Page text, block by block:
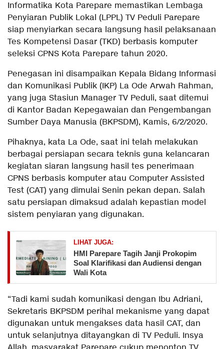
Informatika Kota Parepare memastikan Lembaga
Penyiaran Publik Lokal (LPPL) TV Peduli Parepare
siap menyiarkan secara langsung hasil pelaksanaan
Tes Kompetensi Dasar (TKD) berbasis komputer
seleksi CPNS Kota Parepare tahun 2020.
Penegasan ini disampaikan Kepala Bidang Informasi
dan Komunikasi Publik (IKP) La Ode Arwah Rahman,
yang juga Stasiun Manager TV Peduli, saat ditemui
di Kantor Badan Kepegawaian dan Pengembangan
Sumber Daya Manusia (BKPSDM), Kamis, 6/2/2020.
Pihaknya, kata La Ode, saat ini telah melakukan
berbagai persiapan secara teknis guna kelancaran
kegiatan siaran langsung hasil tes penerimaan
CPNS berbasis komputer atau Computer Assisted
Test (CAT) yang dimulai Senin pekan depan. Salah
satu persiapan dimaksud adalah kepastian model
sistem penyiaran yang digunakan.
LIHAT JUGA:
HMI Parepare Tagih Janji Prokopim
Soal Klarifikasi dan Audiensi dengan
Wali Kota
“Tadi kami sudah komunikasi dengan Ibu Adriani,
Sekretaris BKPSDM perihal mekanisme yang dapat
digunakan untuk mengakses data hasil CAT, dan
untuk selanjutnya ditayangkan di TV Peduli. Insya